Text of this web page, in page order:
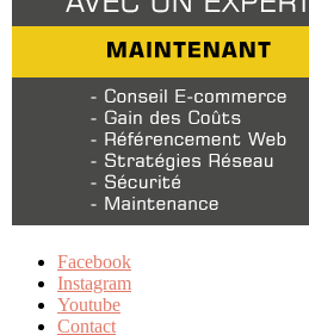
Facebook
Instagram
Youtube
Contact